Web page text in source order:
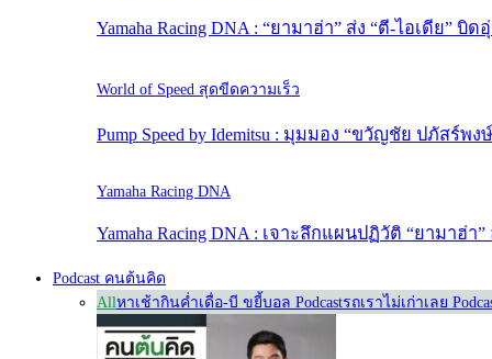
Yamaha Racing DNA : “ยามาฮ่า” ส่ง “ตี-ไอเดีย” บิ
World of Speed สุดขีดความเร็ว
Pump Speed by Idemitsu : มุมมอง “ขวัญชัย ปภัสร์พ
Yamaha Racing DNA
Yamaha Racing DNA : เจาะลึกแผนปฏิวัติ “ยามาฮ่า
Podcast คนต้นคิด
Allหาเช้ากินค่ำเดื่อ-บี ขยี้บอล Podcastรถเราไม่เก่าเลย